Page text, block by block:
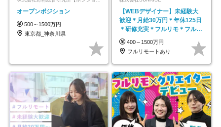
オープンポジション
500～1500万円
東京都_神奈川県
【WEBデザイナー】未経験大
歓迎＊月給30万円＊年休125日
＊研修充実＊フルリモ＊フルフ
レックス＊
400～1500万円
フルリモートあり